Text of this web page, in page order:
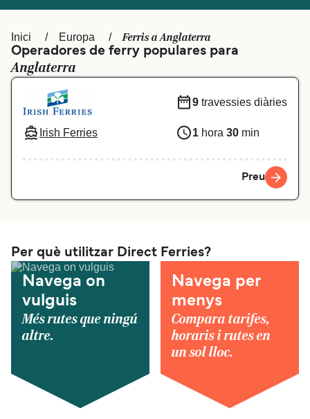
Україна
المغرب
Inici Europa Ferris a Anglaterra
Operadores de ferry populares para
Anglaterra
Irish Ferries
9 travessies diàries
1 hora 30 min
Preu
Per què utilitzar Direct Ferries?
Navega on
vulguis
Més rutes que ningú
altre.
Navega per
menys
Compara tarifes,
horaris i rutes en
un sol lloc.